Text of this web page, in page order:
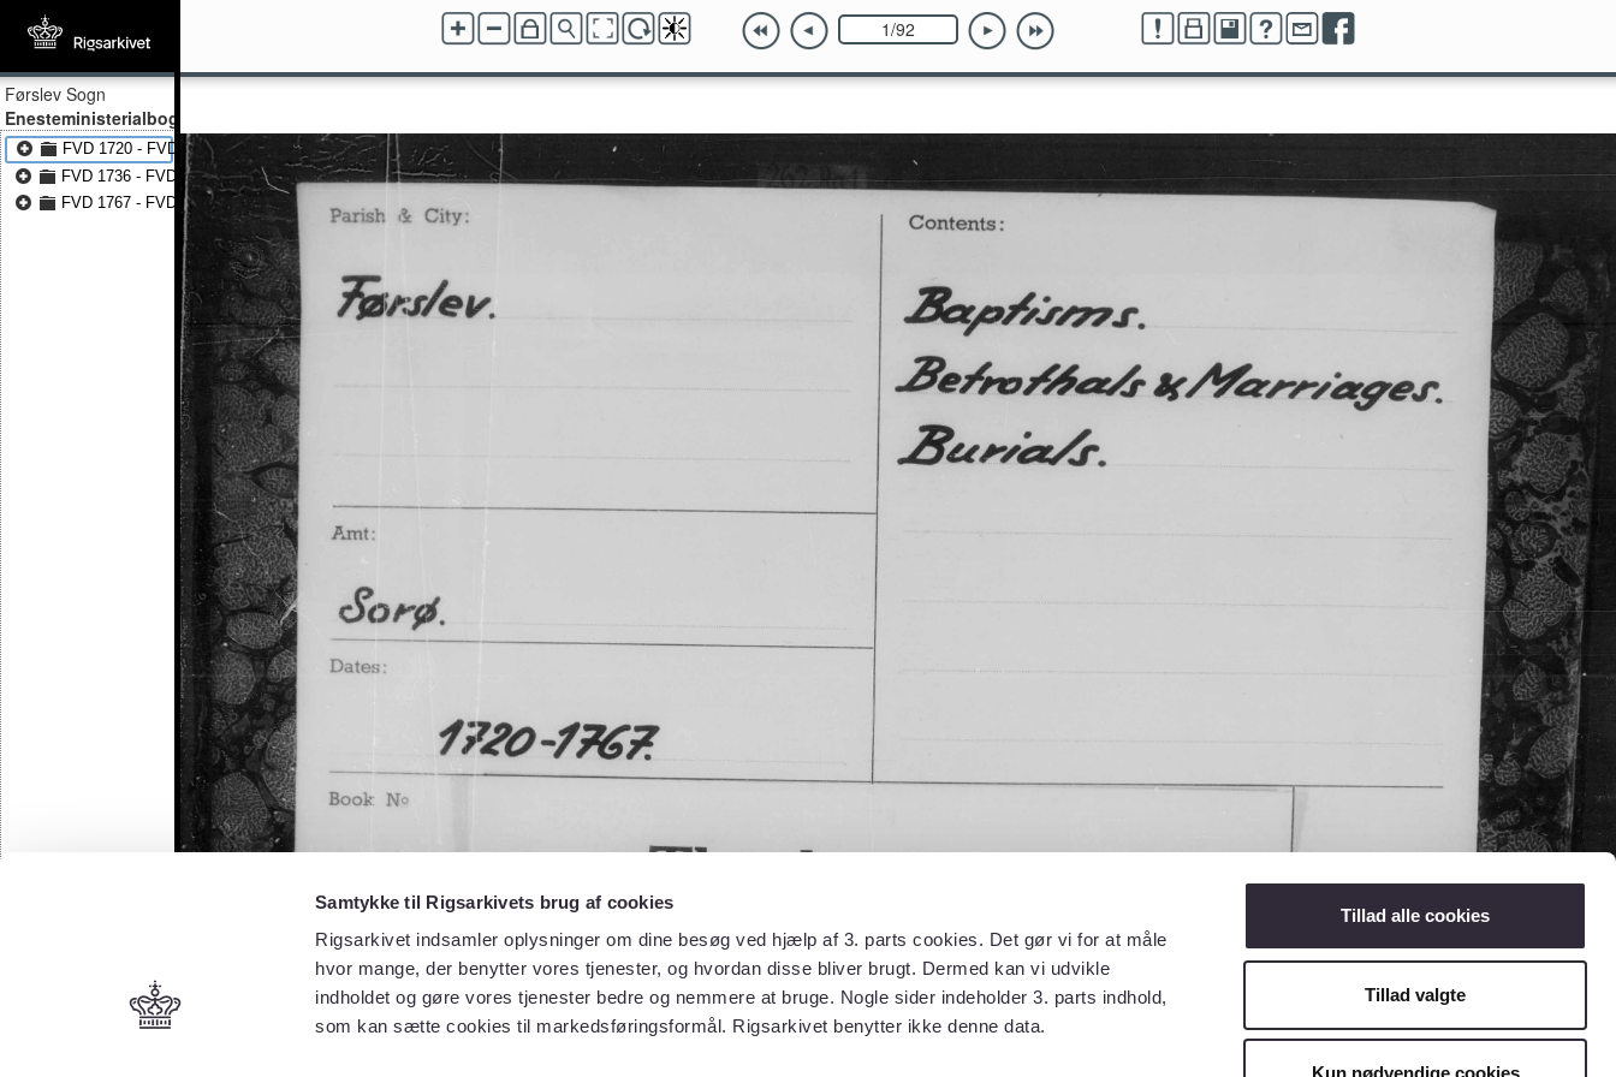
Samtykke til Rigsarkivets brug af cookies
Rigsarkivet indsamler oplysninger om dine besøg ved hjælp af 3. parts cookies. Det gør vi for at måle
hvor mange, der benytter vores tjenester, og hvordan disse bliver brugt. Dermed kan vi udvikle
indholdet og gøre vores tjenester bedre og nemmere at bruge. Nogle sider indeholder 3. parts indhold,
som kan sætte cookies til markedsføringsformål. Rigsarkivet benytter ikke denne data.
Tillad alle cookies
Tillad valgte
Kun nødvendige cookies
Førslev Sogn
Enesteministerialbog
FVD 1720 - FVD 1767
FVD 1736 - FVD 1815
FVD 1767 - FVD 1815